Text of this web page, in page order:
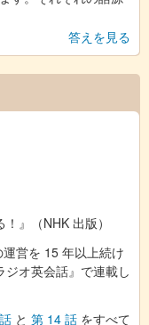
答えを見る
』（NHK 出版）
営を 15 年以上続け
オ英会話』で連載し
と 第 14 話 をすべて